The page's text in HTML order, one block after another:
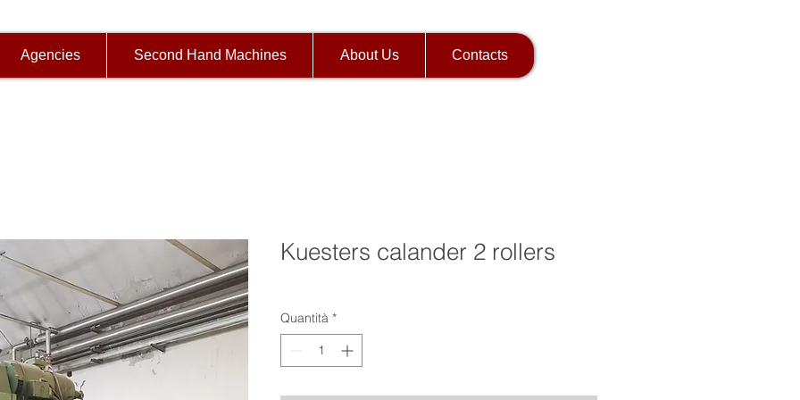
Agencies Second Hand Machines About Us Contacts
Kuesters calander 2 rollers
Quantità *